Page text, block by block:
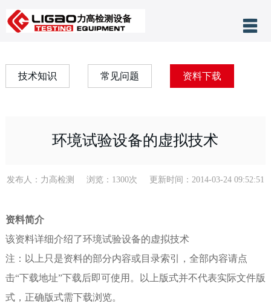
网站首页
客户案例
技术支持
联系我们
技术知识 常见问题 资料下载
环境试验设备的虚拟技术
发布人：力高检测 浏览：1300次 更新时间：2014-03-24 09:52:51
资料简介
该资料详细介绍了环境试验设备的虚拟技术
注：以上只是资料的部分内容或目录索引，全部内容请点
击“下载地址”下载后即可使用。以上版式并不代表实际文件版
式，正确版式需下载浏览。